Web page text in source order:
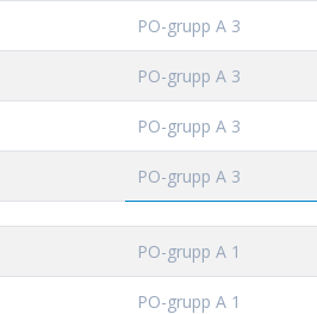
PO-grupp A 3
PO-grupp A 3
PO-grupp A 3
PO-grupp A 3
PO-grupp A 1
PO-grupp A 1